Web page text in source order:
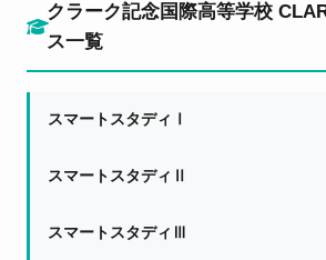
クラーク記念国際高等学校
ス一覧
スマートスタディⅠ
スマートスタディⅡ
スマートスタディⅢ